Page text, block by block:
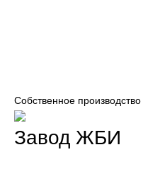
Собственное производство
Завод ЖБИ